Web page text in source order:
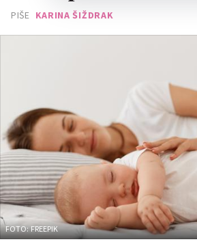
PIŠE KARINA ŠIŽDRAK
FOTO: FREEPIK